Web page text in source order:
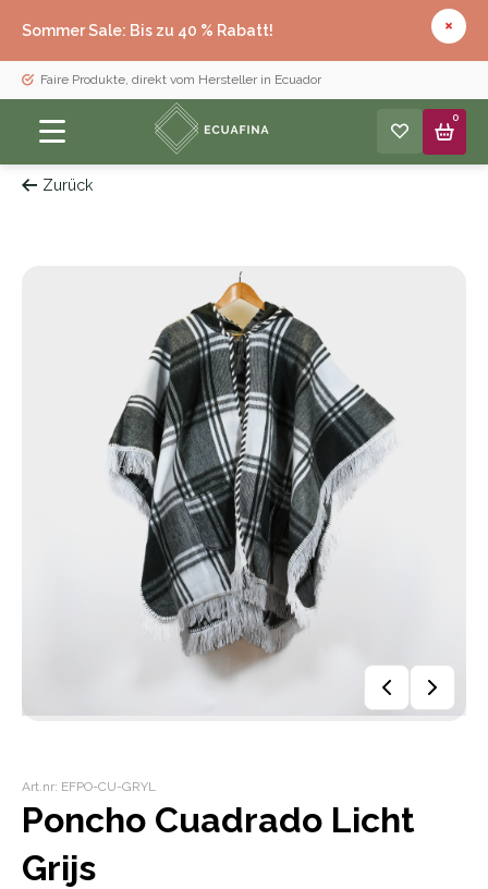
Sommer Sale: Bis zu 40 % Rabatt!
Faire Produkte, direkt vom Hersteller in Ecuador
0
Zurück
Art.nr: EFPO-CU-GRYL
Poncho Cuadrado Licht
Grijs